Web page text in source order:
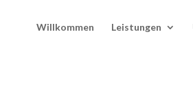
Willkommen Leistungen